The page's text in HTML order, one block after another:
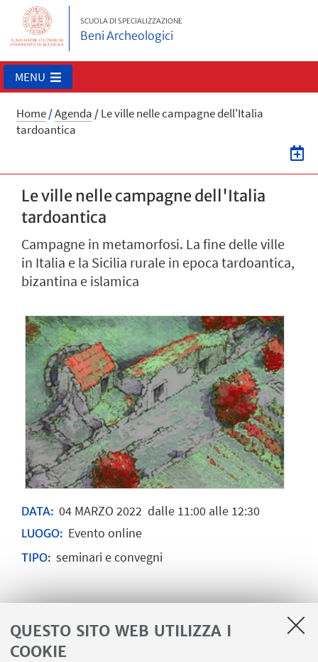
QUESTO SITO WEB UTILIZZA I
COOKIE
SCUOLA DI SPECIALIZZAZIONE
Beni Archeologici
MENU
Home/Agenda /Le ville nelle campagne dell'Italia
tardoantica
Le ville nelle campagne dell'Italia
tardoantica
Campagne in metamorfosi. La fine delle ville
in Italia e la Sicilia rurale in epoca tardoantica,
bizantina e islamica
DATA: 04MARZO 2022dalle 11:00 alle 12:30
LUOGO: Evento online
TIPO: seminari e convegni
Castrorao Barba (Postdoc Fellow, DFG Center for
Advanced Studies "Migration and Mobility in Late